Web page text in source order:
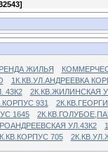
]
ЖИЛЬЯ
1К.КВ.УЛ.АНДРЕЕВКА
43К2
2К.КВ.ЖИЛИНСКАЯ
931
1645
УЛ.43К2
705